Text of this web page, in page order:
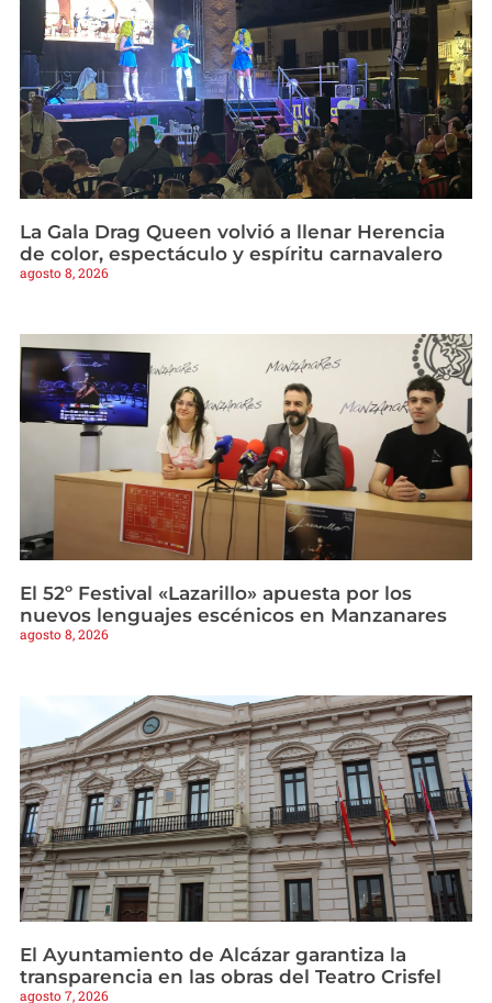
La Gala Drag Queen volvió a llenar Herencia
de color, espectáculo y espíritu carnavalero
agosto 8, 2026
El 52º Festival «Lazarillo» apuesta por los
nuevos lenguajes escénicos en Manzanares
agosto 8, 2026
El Ayuntamiento de Alcázar garantiza la
transparencia en las obras del Teatro Crisfel
agosto 7, 2026